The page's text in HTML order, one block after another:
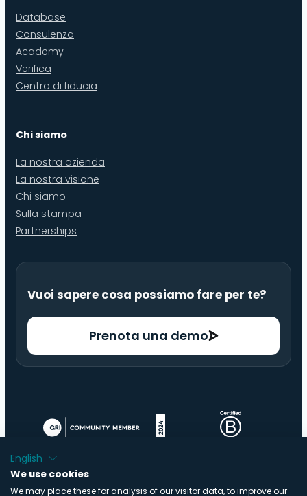
Database
Consulenza
Academy
Verifica
Centro di fiducia
Chi siamo
La nostra azienda
La nostra visione
Chi siamo
Sulla stampa
Partnerships
Vuoi sapere cosa possiamo fare per te?
Prenota una demo
English
We use cookies
We may place these for analysis of our visitor data, to improve our